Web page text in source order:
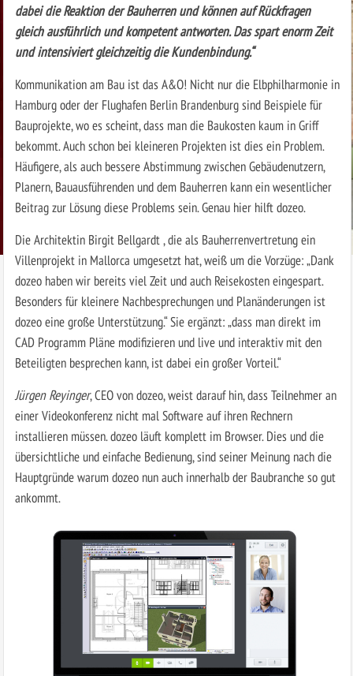
dabei die Reaktion der Bauherren und können auf Rückfragen
gleich ausführlich und kompetent antworten. Das spart enorm Zeit
und intensiviert gleichzeitig die Kundenbindung.“
Kommunikation am Bau ist das A&O! Nicht nur die Elbphilharmonie in
Hamburg oder der Flughafen Berlin Brandenburg sind Beispiele für
Bauprojekte, wo es scheint, dass man die Baukosten kaum in Griff
bekommt. Auch schon bei kleineren Projekten ist dies ein Problem.
Häufigere, als auch bessere Abstimmung zwischen Gebäudenutzern,
Planern, Bauausführenden und dem Bauherren kann ein wesentlicher
Beitrag zur Lösung diese Problems sein. Genau hier hilft dozeo.
Die Architektin Birgit Bellgardt , die als Bauherrenvertretung ein
Villenprojekt in Mallorca umgesetzt hat, weiß um die Vorzüge: „Dank
dozeo haben wir bereits viel Zeit und auch Reisekosten eingespart.
Besonders für kleinere Nachbesprechungen und Planänderungen ist
dozeo eine große Unterstützung.“ Sie ergänzt: „dass man direkt im
CAD Programm Pläne modifizieren und live und interaktiv mit den
Beteiligten besprechen kann, ist dabei ein großer Vorteil.“
Jürgen Reyinger, CEO von dozeo, weist darauf hin, dass Teilnehmer an
einer Videokonferenz nicht mal Software auf ihren Rechnern
installieren müssen. dozeo läuft komplett im Browser. Dies und die
übersichtliche und einfache Bedienung, sind seiner Meinung nach die
Hauptgründe warum dozeo nun auch innerhalb der Baubranche so gut
ankommt.